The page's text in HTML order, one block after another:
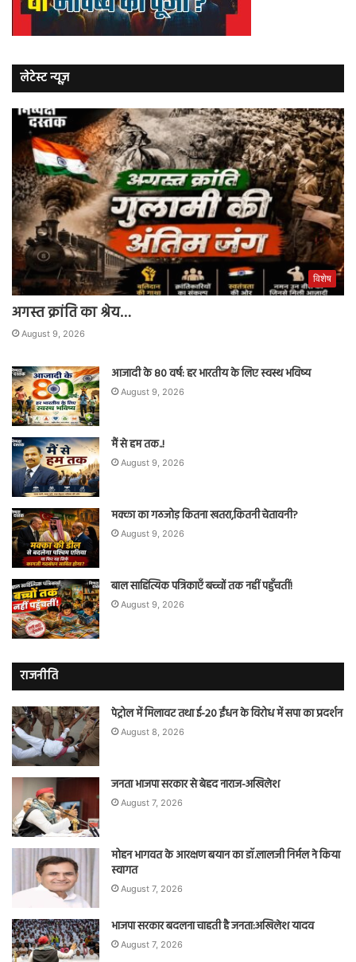
लेटेस्ट न्यूज़
विशेष
अगस्त क्रांति का श्रेय…
August 9, 2026
आजादी के 80 वर्ष: हर भारतीय के लिए स्वस्थ भविष्य
August 9, 2026
मैं से हम तक..!
August 9, 2026
मक्का का गठजोड़ कितना खतरा,कितनी चेतावनी?
August 9, 2026
बाल साहित्यिक पत्रिकाएँ बच्चों तक नहीं पहुँचतीं!
August 9, 2026
राजनीति
पेट्रोल में मिलावट तथा ई-20 ईंधन के विरोध में सपा का प्रदर्शन
August 8, 2026
जनता भाजपा सरकार से बेहद नाराज-अखिलेश
August 7, 2026
मोहन भागवत के आरक्षण बयान का डॉ.लालजी निर्मल ने किया
स्वागत
August 7, 2026
भाजपा सरकार बदलना चाहती है जनता:अखिलेश यादव
August 7, 2026